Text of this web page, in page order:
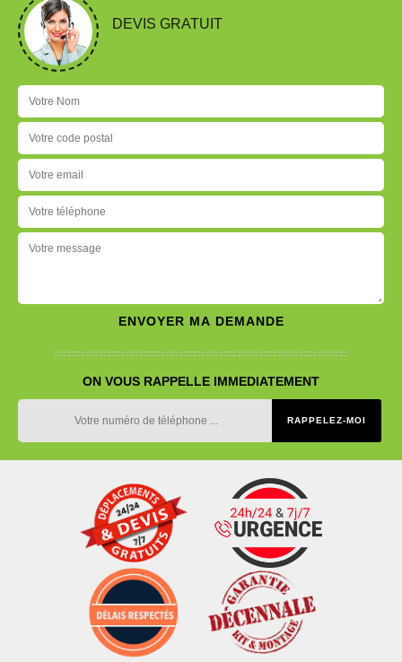
DEVIS GRATUIT
ON VOUS RAPPELLE IMMEDIATEMENT